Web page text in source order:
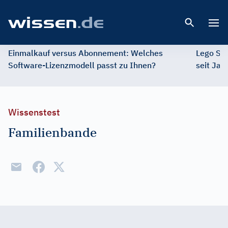
Einmalkauf versus Abonnement: Welches
Software-Lizenzmodell passt zu Ihnen?
Lego
seit
Wissenstest
Familienbande